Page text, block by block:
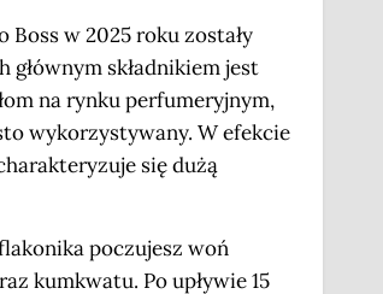
Boss w 2025 roku zostały
głównym składnikiem jest
na rynku perfumeryjnym,
wykorzystywany. W efekcie
się dużą
poczujesz woń
kumkwatu. Po upływie 15